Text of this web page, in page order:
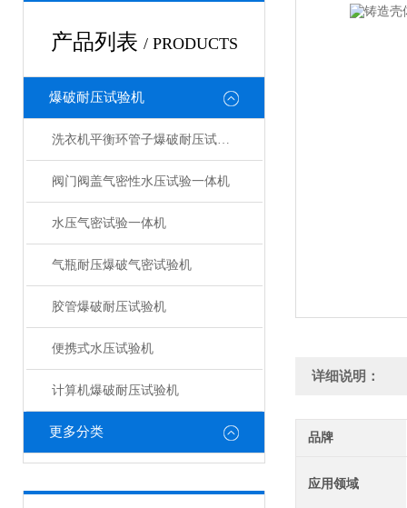
产品列表 / PRODUCTS
爆破耐压试验机
洗衣机平衡环管子爆破耐压试验机
阀门阀盖气密性水压试验一体机
水压气密试验一体机
气瓶耐压爆破气密试验机
胶管爆破耐压试验机
便携式水压试验机
计算机爆破耐压试验机
更多分类
详细说明：
品牌
应用领域